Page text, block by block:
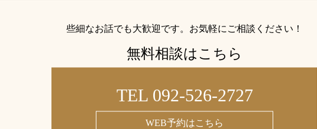
些細なお話でも大歓迎です。 お気軽にご相談ください！
無料相談はこちら
TEL 092-526-2727
WEB予約はこちら